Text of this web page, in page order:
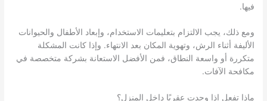
فيها.
ومع ذلك، يجب الالتزام بتعليمات الاستخدام، وإبعاد الأطفال والحيوانات
الأليفة أثناء الرش، وتهوية المكان بعد الانتهاء. وإذا كانت المشكلة
متكررة أو واسعة النطاق، فمن الأفضل الاستعانة بشركة متخصصة في
مكافحة الآفات.
ماذا تفعل إذا وجدت عقربًا داخل المنزل؟